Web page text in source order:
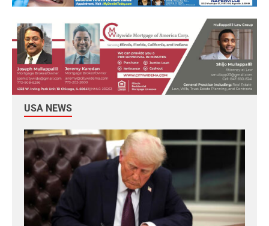
USA NEWS